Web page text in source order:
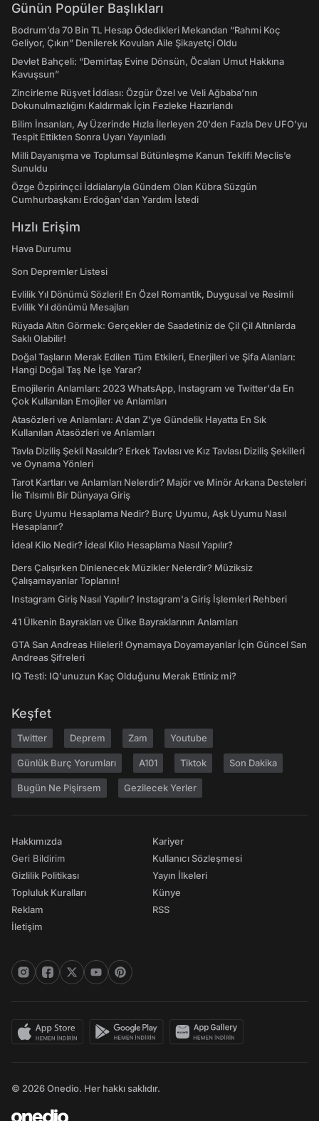
Günün Popüler Başlıkları
Bodrum’da 70 Bin TL Hesap Ödedikleri Mekandan “Rahmi Koç
Geliyor, Çıkın” Denilerek Kovulan Aile Şikayetçi Oldu
Devlet Bahçeli: “Demirtaş Evine Dönsün, Öcalan Umut Hakkına
Kavuşsun”
Zincirleme Rüşvet İddiası: Özgür Özel ve Veli Ağbaba’nın
Dokunulmazlığını Kaldırmak İçin Fezleke Hazırlandı
Bilim İnsanları, Ay Üzerinde Hızla İlerleyen 20'den Fazla Dev UFO'yu
Tespit Ettikten Sonra Uyarı Yayınladı
Milli Dayanışma ve Toplumsal Bütünleşme Kanun Teklifi Meclis’e
Sunuldu
Özge Özpirinçci İddialarıyla Gündem Olan Kübra Süzgün
Cumhurbaşkanı Erdoğan'dan Yardım İstedi
Hızlı Erişim
Hava Durumu
Son Depremler Listesi
Evlilik Yıl Dönümü Sözleri! En Özel Romantik, Duygusal ve Resimli
Evlilik Yıl dönümü Mesajları
Rüyada Altın Görmek: Gerçekler de Saadetiniz de Çil Çil Altınlarda
Saklı Olabilir!
Doğal Taşların Merak Edilen Tüm Etkileri, Enerjileri ve Şifa Alanları:
Hangi Doğal Taş Ne İşe Yarar?
Emojilerin Anlamları: 2023 WhatsApp, Instagram ve Twitter'da En
Çok Kullanılan Emojiler ve Anlamları
Atasözleri ve Anlamları: A'dan Z'ye Gündelik Hayatta En Sık
Kullanılan Atasözleri ve Anlamları
Tavla Diziliş Şekli Nasıldır? Erkek Tavlası ve Kız Tavlası Diziliş Şekilleri
ve Oynama Yönleri
Tarot Kartları ve Anlamları Nelerdir? Majör ve Minör Arkana Desteleri
İle Tılsımlı Bir Dünyaya Giriş
Burç Uyumu Hesaplama Nedir? Burç Uyumu, Aşk Uyumu Nasıl
Hesaplanır?
İdeal Kilo Nedir? İdeal Kilo Hesaplama Nasıl Yapılır?
Ders Çalışırken Dinlenecek Müzikler Nelerdir? Müziksiz
Çalışamayanlar Toplanın!
Instagram Giriş Nasıl Yapılır? Instagram'a Giriş İşlemleri Rehberi
41 Ülkenin Bayrakları ve Ülke Bayraklarının Anlamları
GTA San Andreas Hileleri! Oynamaya Doyamayanlar İçin Güncel San
Andreas Şifreleri
IQ Testi: IQ'unuzun Kaç Olduğunu Merak Ettiniz mi?
Keşfet
Twitter Deprem Zam Youtube
Günlük Burç Yorumları A101 Tiktok Son Dakika
Bugün Ne Pişirsem Gezilecek Yerler
Hakkımızda
Geri Bildirim
Gizlilik Politikası
Topluluk Kuralları
Reklam
İletişim
Kariyer
Kullanıcı Sözleşmesi
Yayın İlkeleri
Künye
RSS
© 2026 Onedio. Her hakkı saklıdır.